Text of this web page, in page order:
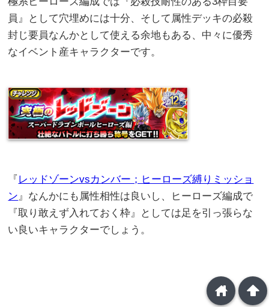
員』として穴埋めには十分、そして属性デッキの必殺
封じ要員なんかとして使える余地もある、中々に優秀
なイベント産キャラクターです。
『 レッドゾーンvsカンバー；ヒーローズ縛りミッショ
ン 』なんかにも属性相性は良いし、ヒーローズ編成で
『取り敢えず入れておく枠』としては足を引っ張らな
い良いキャラクターでしょう。
arrowup
home